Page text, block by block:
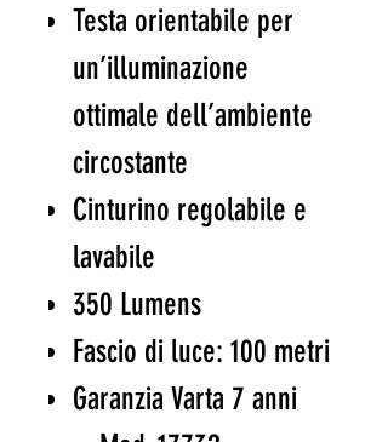
Testa orientabile per
un’illuminazione
ottimale dell’ambiente
circostante
Cinturino regolabile e
lavabile
350 Lumens
Fascio di luce: 100 metri
Garanzia Varta 7 anni